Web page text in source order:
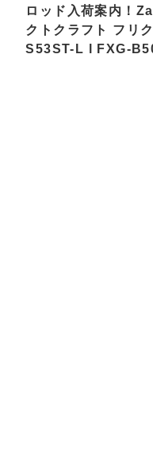
ロッド入荷案内！
クトクラフト フリ
S53ST-L l FXG-